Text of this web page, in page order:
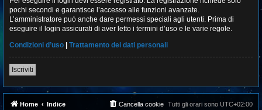
pochi secondi e garantisce l’accesso alle funzioni avanzate.
L’amministratore può anche dare permessi speciali agli utenti. Prima di
eseguire il login assicurati di aver letto i termini d’uso e le varie regole.
Condizioni d’uso | Trattamento dei dati personali
Iscriviti
Home Indice Tutti gli orari sono UTC+02:00
Cancella cookie